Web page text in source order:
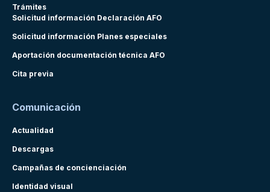
Trámites
Solicitud información Declaración AFO
Solicitud información Planes especiales
Aportación documentación técnica AFO
Cita previa
Comunicación
Actualidad
Descargas
Campañas de concienciación
Identidad visual